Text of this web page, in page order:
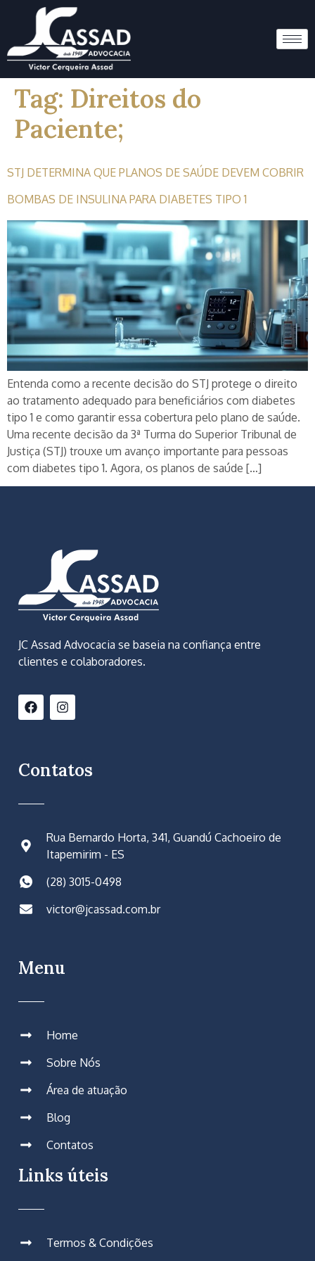
Tag: Direitos do
Paciente;
STJ DETERMINA QUE PLANOS DE SAÚDE DEVEM COBRIR
BOMBAS DE INSULINA PARA DIABETES TIPO 1
Entenda como a recente decisão do STJ protege o direito
ao tratamento adequado para beneficiários com diabetes
tipo 1 e como garantir essa cobertura pelo plano de saúde.
Uma recente decisão da 3ª Turma do Superior Tribunal de
Justiça (STJ) trouxe um avanço importante para pessoas
com diabetes tipo 1. Agora, os planos de saúde […]
JC Assad Advocacia se baseia na confiança entre
clientes e colaboradores.
Contatos
Rua Bernardo Horta, 341, Guandú Cachoeiro de
Itapemirim - ES
(28) 3015-0498
victor@jcassad.com.br
Menu
Home
Sobre Nós
Área de atuação
Blog
Contatos
Links úteis
Termos & Condições